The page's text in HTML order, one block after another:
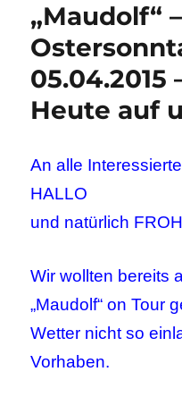
„Maudolf“ –
05.04.2015
Heute auf
An alle
HALLO
und natürlich
Wir wollten bereits
„Maudolf“ on Tour
Wetter nicht so
Vorhaben.